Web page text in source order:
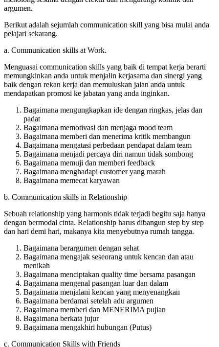
argumen.
Berikut adalah sejumlah communication skill yang bisa mulai anda
pelajari sekarang.
a. Communication skills at Work.
Menguasai communication skills yang baik di tempat kerja berarti
memungkinkan anda untuk menjalin kerjasama dan sinergi yang
baik dengan rekan kerja dan memuluskan jalan anda untuk
mendapatkan promosi ke jabatan yang anda inginkan.
Bagaimana mengungkapkan ide dengan ringkas, jelas dan
padat
Bagaimana memotivasi dan menjaga mood team
Bagaimana memberi dan menerima kritik membangun
Bagaimana mengatasi perbedaan pendapat dalam team
Bagaimana menjadi percaya diri namun tidak sombong
Bagaimana memuji dan memberi feedback
Bagaimana menghadapi customer yang marah
Bagaimana memecat karyawan
b. Communication skills in Relationship
Sebuah relationship yang harmonis tidak terjadi begitu saja hanya
dengan bermodal cinta. Relationship harus dibangun step by step
dan hari demi hari, makanya kita menyebutnya rumah tangga.
Bagaimana berargumen dengan sehat
Bagaimana mengajak seseorang untuk kencan dan atau
menikah
Bagaimana menciptakan quality time bersama pasangan
Bagaimana mengenal pasangan luar dan dalam
Bagaimana menjalani kencan yang menyenangkan
Bagaimana berdamai setelah adu argumen
Bagaimana memberi dan MENERIMA pujian
Bagaimana berkata jujur
Bagaimana mengakhiri hubungan (Putus)
c. Communication Skills with Friends